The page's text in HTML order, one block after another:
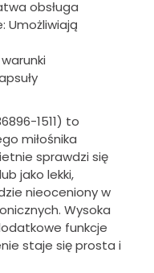
obsługa
Umożliwiają
1511) to
miłośnika
sprawdzi się
jako lekki,
nieoceniony w
Wysoka
funkcje
staje się prosta i